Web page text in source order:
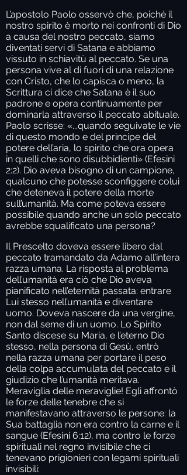
L’apostolo Paolo osservò che, poiché il
nostro spirito è morto nei confronti di Dio
a causa del nostro peccato, siamo
diventati servi di Satana e abbiamo
vissuto in schiavitù al peccato. Se una
persona vive al di fuori di una relazione
con Cristo, che lo capisca o meno, la
Scrittura ci dice che Satana è il suo
padrone e opera continuamente per
dominarla attraverso il peccato abituale.
Paolo scrisse: «...quando seguivate le vie
di questo mondo e del principe del
potere dell’aria, lo spirito che ora opera
in quelli che sono disubbidienti» (Efesini
2:2). Dio aveva bisogno di un campione,
qualcuno che potesse sconfiggere colui
che deteneva il potere della morte
sull’umanità. Ma come poteva essere
possibile quando anche un solo peccato
avrebbe squalificato una persona?
Il Prescelto doveva essere libero dal
peccato tramandato da Adamo all’intera
razza umana. La risposta al problema
dell’umanità era ciò che Dio aveva
pianificato nell’eternità passata: entrare
Lui stesso nell’umanità e diventare
uomo. Doveva nascere da una vergine,
non dal seme di un uomo. Lo Spirito
Santo discese su Maria, e l’eterno Dio
stesso, nella persona di Gesù, entrò
nella razza umana per portare il peso
della colpa accumulata del peccato e il
giudizio che l’umanità meritava.
Meraviglia delle meraviglie! Egli affrontò
le forze delle tenebre che si
manifestavano attraverso le persone: la
Sua battaglia non era contro la carne e il
sangue (Efesini 6:12), ma contro le forze
spirituali nel regno invisibile che ci
tenevano prigionieri con legami spirituali
invisibili: